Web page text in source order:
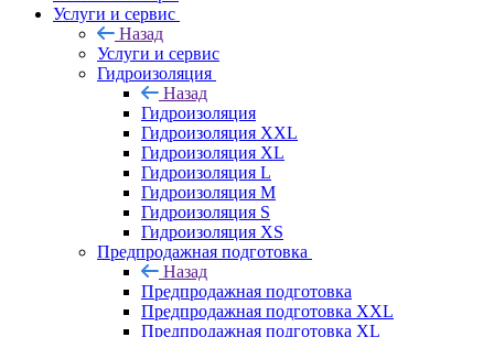
Услуги и сервис
Назад
Услуги и сервис
Гидроизоляция
Назад
Гидроизоляция
Гидроизоляция XXL
Гидроизоляция XL
Гидроизоляция L
Гидроизоляция M
Гидроизоляция S
Гидроизоляция XS
Предпродажная подготовка
Назад
Предпродажная подготовка
Предпродажная подготовка XXL
Предпродажная подготовка XL